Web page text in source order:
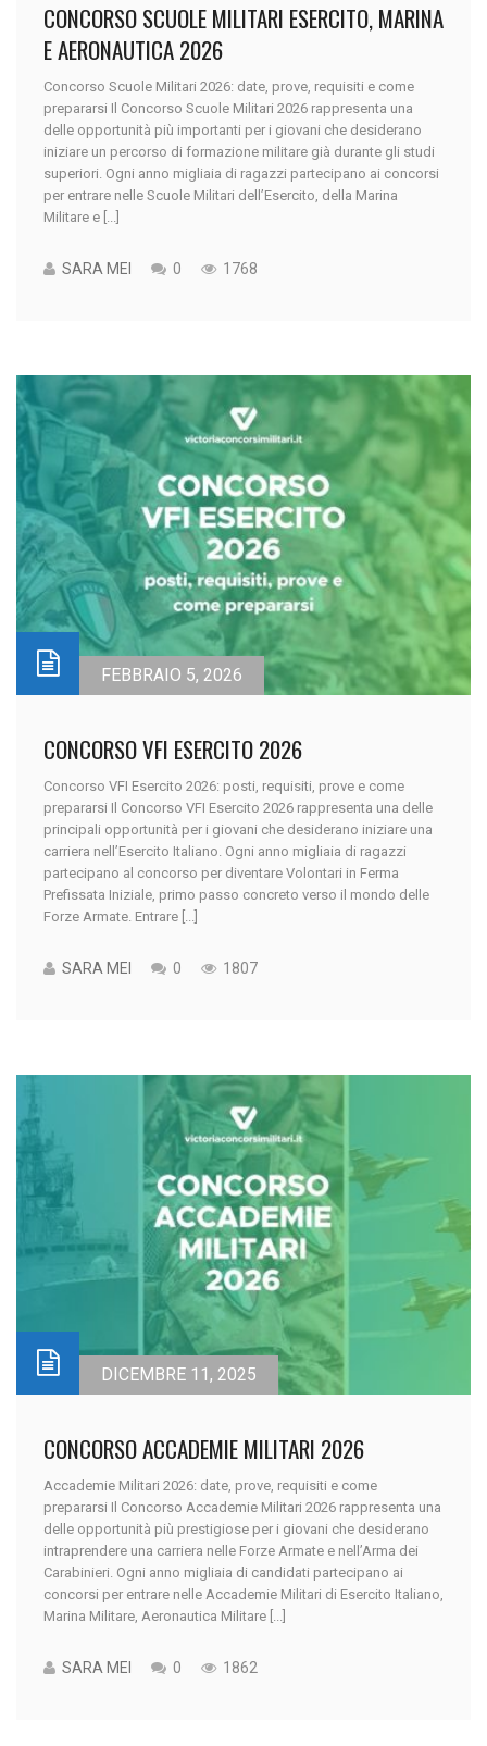
CONCORSO SCUOLE MILITARI ESERCITO, MARINA
E AERONAUTICA 2026
Concorso Scuole Militari 2026: date, prove, requisiti e come
prepararsi Il Concorso Scuole Militari 2026 rappresenta una
delle opportunità più importanti per i giovani che desiderano
iniziare un percorso di formazione militare già durante gli studi
superiori. Ogni anno migliaia di ragazzi partecipano ai concorsi
per entrare nelle Scuole Militari dell’Esercito, della Marina
Militare e [...]
SARA MEI 0 1768
FEBBRAIO 5, 2026
CONCORSO VFI ESERCITO 2026
Concorso VFI Esercito 2026: posti, requisiti, prove e come
prepararsi Il Concorso VFI Esercito 2026 rappresenta una delle
principali opportunità per i giovani che desiderano iniziare una
carriera nell’Esercito Italiano. Ogni anno migliaia di ragazzi
partecipano al concorso per diventare Volontari in Ferma
Prefissata Iniziale, primo passo concreto verso il mondo delle
Forze Armate. Entrare [...]
SARA MEI 0 1807
DICEMBRE 11, 2025
CONCORSO ACCADEMIE MILITARI 2026
Accademie Militari 2026: date, prove, requisiti e come
prepararsi Il Concorso Accademie Militari 2026 rappresenta una
delle opportunità più prestigiose per i giovani che desiderano
intraprendere una carriera nelle Forze Armate e nell’Arma dei
Carabinieri. Ogni anno migliaia di candidati partecipano ai
concorsi per entrare nelle Accademie Militari di Esercito Italiano,
Marina Militare, Aeronautica Militare [...]
SARA MEI 0 1862